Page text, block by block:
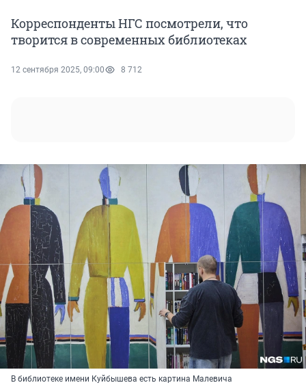
Корреспонденты НГС посмотрели, что
творится в современных библиотеках
12 сентября 2025, 09:00 8 712
В библиотеке имени Куйбышева есть картина Малевича